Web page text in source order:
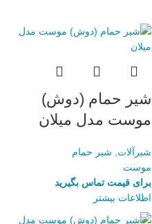
شیر حمام (دوش)
موست مدل میلان
شیرآلات
شیر حمام
موست
برای قیمت تماس بگیرید
اطلاعات بیشتر